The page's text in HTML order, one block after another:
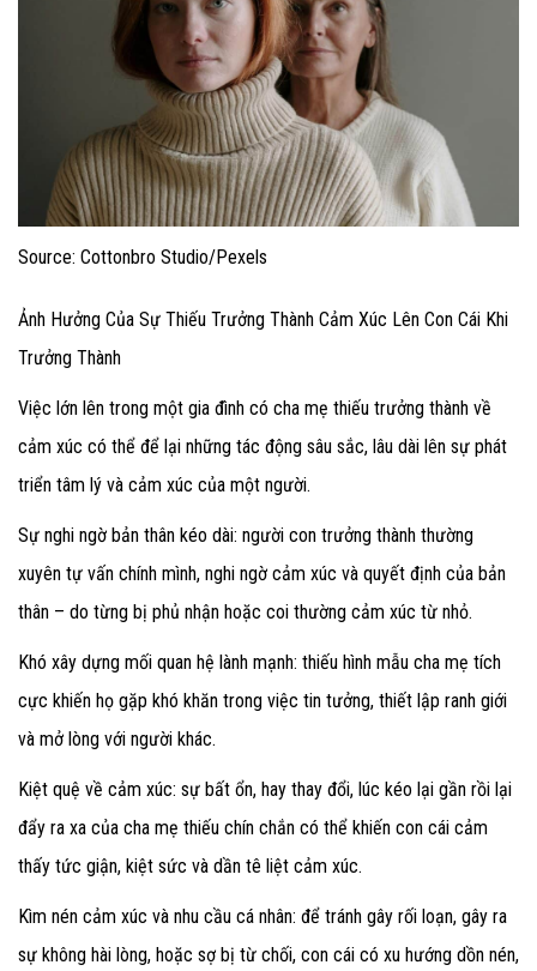
Source: Cottonbro Studio/Pexels
Ảnh Hưởng Của Sự Thiếu Trưởng Thành Cảm Xúc Lên Con Cái Khi
Trưởng Thành
Việc lớn lên trong một gia đình có cha mẹ thiếu trưởng thành về
cảm xúc có thể để lại những tác động sâu sắc, lâu dài lên sự phát
triển tâm lý và cảm xúc của một người.
Sự nghi ngờ bản thân kéo dài: người con trưởng thành thường
xuyên tự vấn chính mình, nghi ngờ cảm xúc và quyết định của bản
thân – do từng bị phủ nhận hoặc coi thường cảm xúc từ nhỏ.
Khó xây dựng mối quan hệ lành mạnh: thiếu hình mẫu cha mẹ tích
cực khiến họ gặp khó khăn trong việc tin tưởng, thiết lập ranh giới
và mở lòng với người khác.
Kiệt quệ về cảm xúc: sự bất ổn, hay thay đổi, lúc kéo lại gần rồi lại
đẩy ra xa của cha mẹ thiếu chín chắn có thể khiến con cái cảm
thấy tức giận, kiệt sức và dần tê liệt cảm xúc.
Kìm nén cảm xúc và nhu cầu cá nhân: để tránh gây rối loạn, gây ra
sự không hài lòng, hoặc sợ bị từ chối, con cái có xu hướng dồn nén,